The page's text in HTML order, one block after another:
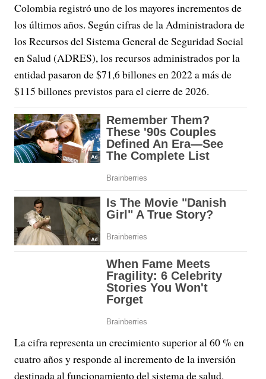
Colombia registró uno de los mayores incrementos de
los últimos años. Según cifras de la Administradora de
los Recursos del Sistema General de Seguridad Social
en Salud (ADRES), los recursos administrados por la
entidad pasaron de $71,6 billones en 2022 a más de
$115 billones previstos para el cierre de 2026.
La cifra representa un crecimiento superior al 60 % en
cuatro años y responde al incremento de la inversión
destinada al funcionamiento del sistema de salud.